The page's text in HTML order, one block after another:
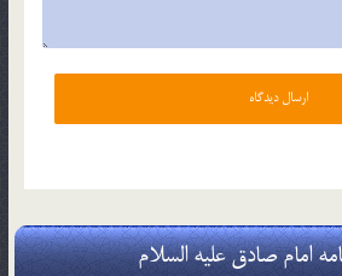
امام صادق علیه السلام